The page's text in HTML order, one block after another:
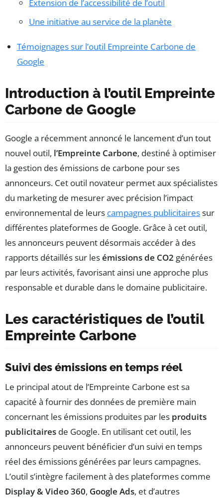
Extension de l’accessibilité de l’outil
Une initiative au service de la planète
Témoignages sur l’outil Empreinte Carbone de
Google
Introduction à l’outil Empreinte
Carbone de Google
Google a récemment annoncé le lancement d’un tout
nouvel outil, l’Empreinte Carbone, destiné à optimiser
la gestion des émissions de carbone pour ses
annonceurs. Cet outil novateur permet aux spécialistes
du marketing de mesurer avec précision l’impact
environnemental de leurs campagnes publicitairessur
différentes plateformes de Google. Grâce à cet outil,
les annonceurs peuvent désormais accéder à des
rapports détaillés sur lesémissions de CO2 générées
par leurs activités, favorisant ainsi une approche plus
responsable et durable dans le domaine publicitaire.
Les caractéristiques de l’outil
Empreinte Carbone
Suivi des émissions en temps réel
Le principal atout de l’Empreinte Carbone est sa
capacité à fournir des données de première main
concernant les émissions produites par les produits
publicitaires de Google. En utilisant cet outil, les
annonceurs peuvent bénéficier d’un suivi en temps
réel des émissions générées par leurs campagnes.
L’outil s’intègre facilement à des plateformes comme
Display & Video 360, Google Ads, et d’autres